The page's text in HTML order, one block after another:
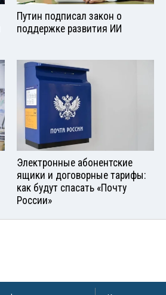
Путин подписал закон о
поддержке развития ИИ
Электронные абонентские
ящики и договорные тарифы:
как будут спасать «Почту
России»